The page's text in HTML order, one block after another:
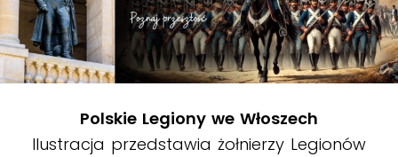
Polskie Legiony we Włoszech
Ilustracja przedstawia żołnierzy Legionów